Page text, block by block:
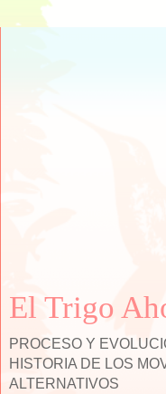
El Trigo
PROCESO Y
HISTORIA DE LOS
ALTERNATIVOS